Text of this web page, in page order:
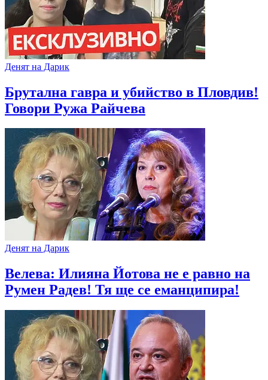
Денят на Дарик
Брутална гавра и убийство в Пловдив!
Говори Ружа Райчева
Денят на Дарик
Велева: Илияна Йотова не е равно на
Румен Радев! Тя ще се еманципира!